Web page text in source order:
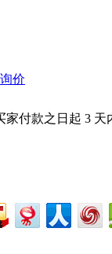
家付款之日起 3 天